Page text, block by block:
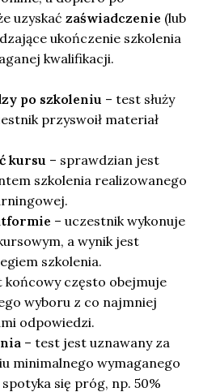
uzyskać zaświadczenie (lub
ukończenie szkolenia
kwalifikacji.
po szkoleniu – test służy
przyswoił materiał
kursu – sprawdzian jest
szkolenia realizowanego
– uczestnik wykonuje
a wynik jest
szkolenia.
końcowy często obejmuje
wyboru z co najmniej
odpowiedzi.
– test jest uznawany za
minimalnego wymaganego
się próg, np. 50%